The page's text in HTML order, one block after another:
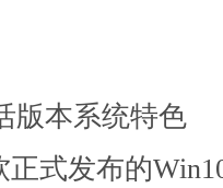
版本系统特色
正式发布的